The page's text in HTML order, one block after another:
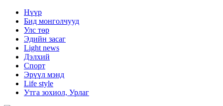
Нүүр
Бид монголчууд
Улс төр
Эдийн засаг
Light news
Дэлхий
Спорт
Эрүүл мэнд
Life style
Утга зохиол, Урлаг